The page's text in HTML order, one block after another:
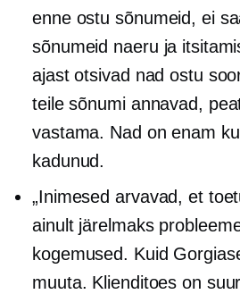
enne ostu sõnumeid, ei
sõnumeid naeru ja
ajast otsivad nad ostu
teile sõnumi annavad,
vastama. Nad on enam
kadunud.
„Inimesed arvavad, et
ainult järelmaks
kogemused. Kuid
muuta. Klienditoes on suur